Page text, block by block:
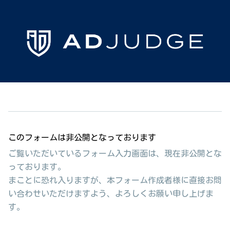
このフォームは非公開となっております
ご覧いただいているフォーム入力画面は、現在非公開とな
っております。
まことに恐れ入りますが、本フォーム作成者様に直接お問
い合わせいただけますよう、よろしくお願い申し上げま
す。